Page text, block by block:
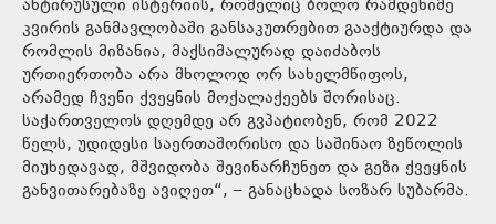
ანტირუსული ისტერიის, რომელიც ბოლო რამდენიმე
კვირის განმავლობაში განსაკუთრებით გააქტიურდა და
რომლის მიზანია, მაქსიმალურად დაიძაბოს
ურთიერთობა არა მხოლოდ ორ სახელმწიფოს,
არამედ ჩვენი ქვეყნის მოქალაქეებს შორისაც.
საქართველოს დღემდე არ გვპატიობენ, რომ 2022
წელს, უდიდესი საერთაშორისო და საშინაო ზეწოლის
მიუხედავად, მშვიდობა შევინარჩუნეთ და გეზი ქვეყნის
განვითარებაზე ავიღეთ“, – განაცხადა სოზარ სუბარმა.